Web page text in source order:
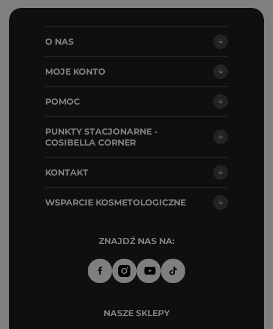
O NAS
MOJE KONTO
POMOC
PUNKTY STACJONARNE -
COSIBELLA CORNER
KONTAKT
WSPARCIE KOSMETOLOGICZNE
ZNAJDŹ NAS NA:
NASZE SKLEPY